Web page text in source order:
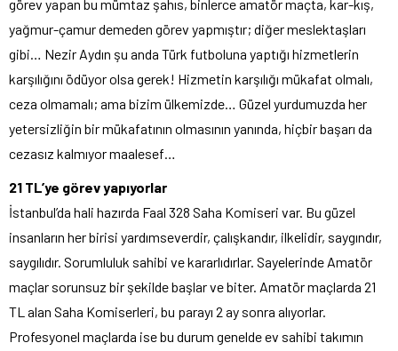
görev yapan bu mümtaz şahıs, binlerce amatör maçta, kar-kış,
yağmur-çamur demeden görev yapmıştır; diğer meslektaşları
gibi… Nezir Aydın şu anda Türk futboluna yaptığı hizmetlerin
karşılığını ödüyor olsa gerek! Hizmetin karşılığı mükafat olmalı,
ceza olmamalı; ama bizim ülkemizde… Güzel yurdumuzda her
yetersizliğin bir mükafatının olmasının yanında, hiçbir başarı da
cezasız kalmıyor maalesef…
21 TL’ye görev yapıyorlar
İstanbul’da hali hazırda Faal 328 Saha Komiseri var. Bu güzel
insanların her birisi yardımseverdir, çalışkandır, ilkelidir, saygındır,
saygılıdır. Sorumluluk sahibi ve kararlıdırlar. Sayelerinde Amatör
maçlar sorunsuz bir şekilde başlar ve biter. Amatör maçlarda 21
TL alan Saha Komiserleri, bu parayı 2 ay sonra alıyorlar.
Profesyonel maçlarda ise bu durum genelde ev sahibi takımın